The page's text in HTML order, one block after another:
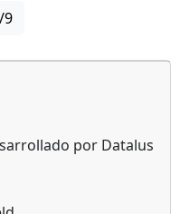
9
por Datalus